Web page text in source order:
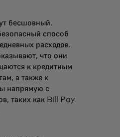
бесшовный,
способ
расходов.
что они
к кредитным
а также к
напрямую с
таких как Bill Pay